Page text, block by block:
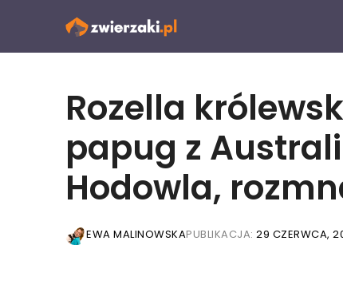
Rozella
papug z
Hodowla,
EWA MALINOWSKAPUBLIKACJA: 29 CZERWCA,